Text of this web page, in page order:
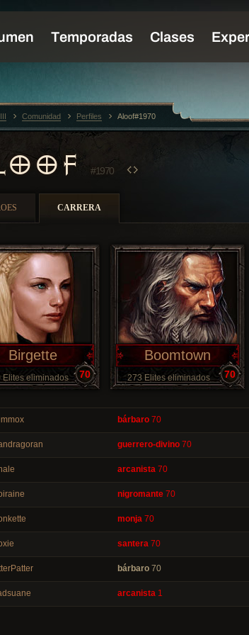
#1970
CARRERA
Birgette
Elites eliminados 70
Boomtown
273 Elites eliminados 70
bárbaro 70
guerrero-divino 70
arcanista 70
nigromante 70
monja 70
santera 70
bárbaro 70
arcanista 1
Comunidad Perfiles Aloof#1970